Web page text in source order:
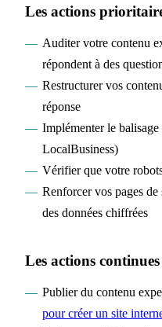
Les actions
Auditer votre contenu
répondent à des
Restructurer vos
réponse
Implémenter le
LocalBusiness)
Vérifier que votre
Renforcer vos pages de
des données chiffrées
Les actions
Publier du contenu
pour créer un site